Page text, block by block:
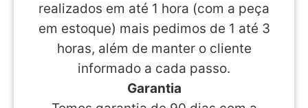
realizados em até 1 hora (com a peça
em estoque) mais pedimos de 1 até 3
horas, além de manter o cliente
informado a cada passo.
Garantia